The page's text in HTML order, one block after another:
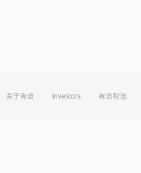
关于有道 Investors 有道智选